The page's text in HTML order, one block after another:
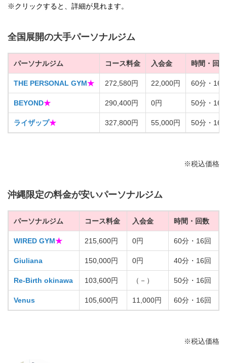
※クリックすると、詳細が見れます。
全国展開の大手パーソナルジム
パーソナルジム コース料金 入会金 時間・回数
THE PERSONAL GYM★ 272,580円 22,000円 60分・16
BEYOND★ 290,400円 0円 50分・16
ライザップ★ 327,800円 55,000円 50分・16
※税込価格
沖縄限定の料金が安いパーソナルジム
パーソナルジム コース料金 入会金 時間・回数
WIRED GYM★ 215,600円 0円 60分・16回
Giuliana 150,000円 0円 40分・16回
Re-Birth okinawa 103,600円 （－） 50分・16回
Venus 105,600円 11,000円 60分・16回
※税込価格